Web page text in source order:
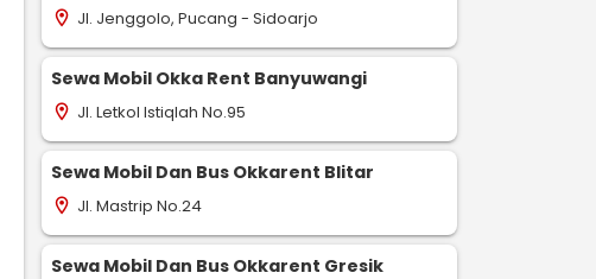
location_on Jl. Jenggolo, Pucang - Sidoarjo
Sewa Mobil Okka Rent Banyuwangi
location_on Jl. Letkol Istiqlah No.95
Sewa Mobil Dan Bus Okkarent Blitar
location_on Jl. Mastrip No.24
Sewa Mobil Dan Bus Okkarent Gresik